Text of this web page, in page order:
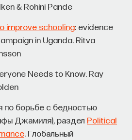
& Rohini Pande
improve schooling: evidence
in Uganda. Ritva
Needs to Know. Ray
по борьбе с бедностью
Джамиля), раздел Political
. Глобальный